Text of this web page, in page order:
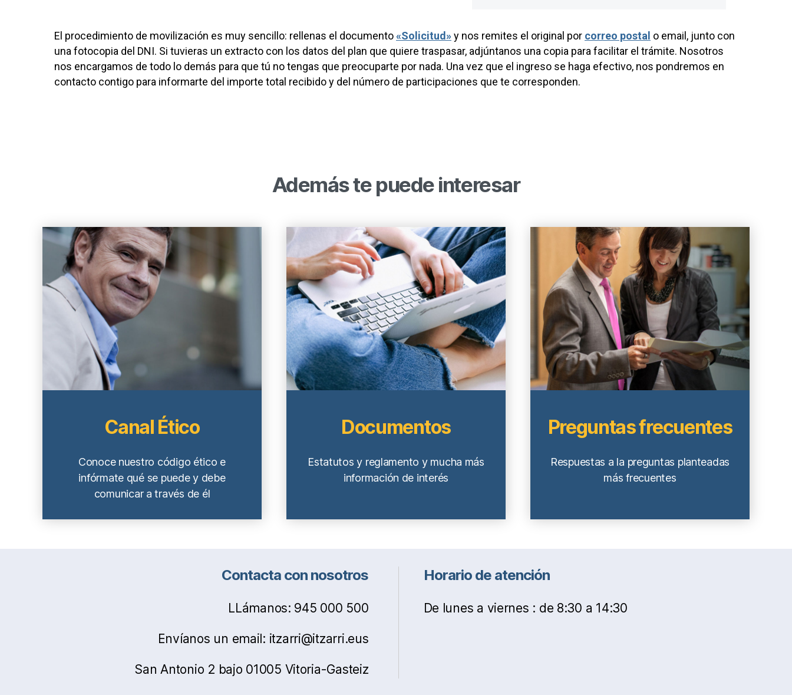
El procedimiento de movilización es muy sencillo: rellenas el documento«Solicitud»y nos remites el original por correo postal o email, junto con
una fotocopia del DNI. Si tuvieras un extracto con los datos del plan que quiere traspasar, adjúntanos una copia para facilitar el trámite. Nosotros
nos encargamos de todo lo demás para que tú no tengas que preocuparte por nada. Una vez que el ingreso se haga efectivo, nos pondremos en
contacto contigo para informarte del importe total recibido y del número de participaciones que te corresponden.
Además te puede interesar
Canal Ético
Conoce nuestro código ético e
infórmate qué se puede y debe
comunicar a través de él
Documentos
Estatutos y reglamento y mucha más
información de interés
Preguntas frecuentes
Respuestas a la preguntas planteadas
más frecuentes
Contacta con nosotros
LLámanos: 945 000 500
Envíanos un email: itzarri@itzarri.eus
San Antonio 2 bajo 01005 Vitoria-Gasteiz
Horario de atención
De lunes a viernes : de 8:30 a 14:30